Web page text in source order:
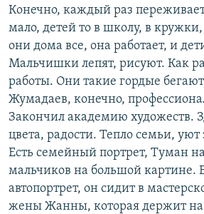
Конечно, каждый раз
мало, детей то в школу, в
они дома все, она работает, и
Мальчишки лепят, рисуют. Как
работы. Они такие гордые
Жумадаев, конечно,
Закончил академию художеств.
цвета, радости. Тепло семьи,
Есть семейный портрет, Туман
мальчиков на большой картине.
автопортрет, он сидит в
жены Жанны, которая держит на